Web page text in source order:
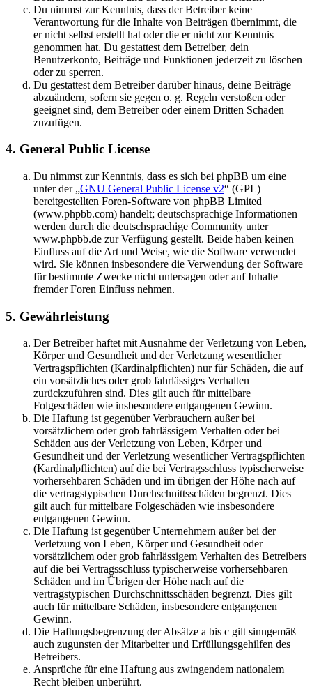
Du nimmst zur Kenntnis, dass der Betreiber keine
Verantwortung für die Inhalte von Beiträgen übernimmt, die
er nicht selbst erstellt hat oder die er nicht zur Kenntnis
genommen hat. Du gestattest dem Betreiber, dein
Benutzerkonto, Beiträge und Funktionen jederzeit zu löschen
oder zu sperren.
Du gestattest dem Betreiber darüber hinaus, deine Beiträge
abzuändern, sofern sie gegen o. g. Regeln verstoßen oder
geeignet sind, dem Betreiber oder einem Dritten Schaden
zuzufügen.
4. General Public License
Du nimmst zur Kenntnis, dass es sich bei phpBB um eine
unter der „GNU General Public License v2“ (GPL)
bereitgestellten Foren-Software von phpBB Limited
(www.phpbb.com) handelt; deutschsprachige Informationen
werden durch die deutschsprachige Community unter
www.phpbb.de zur Verfügung gestellt. Beide haben keinen
Einfluss auf die Art und Weise, wie die Software verwendet
wird. Sie können insbesondere die Verwendung der Software
für bestimmte Zwecke nicht untersagen oder auf Inhalte
fremder Foren Einfluss nehmen.
5. Gewährleistung
Der Betreiber haftet mit Ausnahme der Verletzung von Leben,
Körper und Gesundheit und der Verletzung wesentlicher
Vertragspflichten (Kardinalpflichten) nur für Schäden, die auf
ein vorsätzliches oder grob fahrlässiges Verhalten
zurückzuführen sind. Dies gilt auch für mittelbare
Folgeschäden wie insbesondere entgangenen Gewinn.
Die Haftung ist gegenüber Verbrauchern außer bei
vorsätzlichem oder grob fahrlässigem Verhalten oder bei
Schäden aus der Verletzung von Leben, Körper und
Gesundheit und der Verletzung wesentlicher Vertragspflichten
(Kardinalpflichten) auf die bei Vertragsschluss typischerweise
vorhersehbaren Schäden und im übrigen der Höhe nach auf
die vertragstypischen Durchschnittsschäden begrenzt. Dies
gilt auch für mittelbare Folgeschäden wie insbesondere
entgangenen Gewinn.
Die Haftung ist gegenüber Unternehmern außer bei der
Verletzung von Leben, Körper und Gesundheit oder
vorsätzlichem oder grob fahrlässigem Verhalten des Betreibers
auf die bei Vertragsschluss typischerweise vorhersehbaren
Schäden und im Übrigen der Höhe nach auf die
vertragstypischen Durchschnittsschäden begrenzt. Dies gilt
auch für mittelbare Schäden, insbesondere entgangenen
Gewinn.
Die Haftungsbegrenzung der Absätze a bis c gilt sinngemäß
auch zugunsten der Mitarbeiter und Erfüllungsgehilfen des
Betreibers.
Ansprüche für eine Haftung aus zwingendem nationalem
Recht bleiben unberührt.